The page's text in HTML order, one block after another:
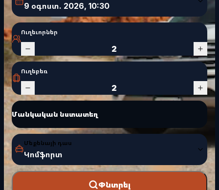
9 օգոստ. 2026, 10:30
Ուղեւորներ
2
Ուղեբեռ
2
Մանկական նստատեղ
Մեքենայի դաս
Կոմֆորտ
Փնտրել